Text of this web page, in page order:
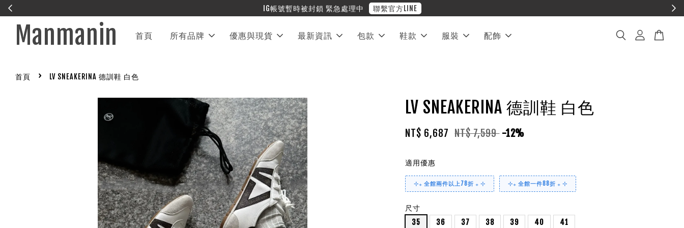
Manmanin 首頁 所有品牌 優惠與現貨 最新資訊 包款 鞋款 服裝 配飾
首頁 › LV SNEAKERINA 德訓鞋 白色
LV SNEAKERINA 德訓鞋 白色
NT$ 6,687 NT$ 7,599 -12%
適用優惠
⊹₊ 全館兩件以上78折 ₊ ⊹ ⊹₊ 全館一件88折 ₊ ⊹
尺寸
35
36 37 38 39 40 41